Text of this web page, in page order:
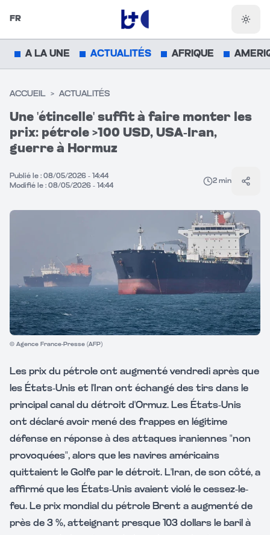
FR
A LA UNE ACTUALITÉS AFRIQUE
ACCUEIL > ACTUALITÉS
Une 'étincelle' suffit à faire monter les
prix: pétrole >100 USD, USA-Iran,
guerre à Hormuz
Publié le : 08/05/2026 - 14:44
Modifié le : 08/05/2026 - 14:44
2 min
© Agence France-Presse (AFP)
Les prix du pétrole ont augmenté vendredi après que
les États-Unis et l'Iran ont échangé des tirs dans le
principal canal du détroit d'Ormuz. Les États-Unis
ont déclaré avoir mené des frappes en légitime
défense en réponse à des attaques iraniennes "non
provoquées", alors que les navires américains
quittaient le Golfe par le détroit. L'Iran, de son côté, a
affirmé que les États-Unis avaient violé le cessez-le-
feu. Le prix mondial du pétrole Brent a augmenté de
près de 3 %, atteignant presque 103 dollars le baril à